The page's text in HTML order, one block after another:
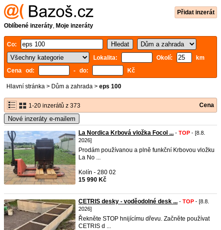
Přidat inzerát
Oblíbené inzeráty, Moje inzeráty
Co:
Lokalita:
Okolí:
km
Cena od:
- do: Kč
Hlavní stránka > Dům a zahrada > eps 100
1-20 inzerátů z 373 Cena
Nové inzeráty e-mailem
La Nordica Krbová vložka Focol ... - TOP - [8.8.
2026]
Prodám používanou a plně funkční Krbovou vložku
La No ...
Kolín - 280 02
15 990 Kč
CETRIS desky - voděodolné desk ... - TOP - [8.8.
2026]
Řekněte STOP hnijícímu dřevu. Začněte používat
CETRIS d ...